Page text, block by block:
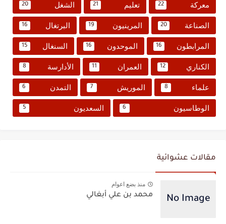
معركة 22 تعليم 21 الشغل 20
الصناعة 20 المرينيون 19 البرتغال 16
المرابطون 16 الموحدون 16 السنغال 15
الكناري 12 العمران 11 الأدارسة 8
علماء 8 الموريش 7 التمدن 6
الوطاسيون 6 السعديون 5
مقالات عشوائية
منذ بضع اعوام
محمد بن علي أبغالي